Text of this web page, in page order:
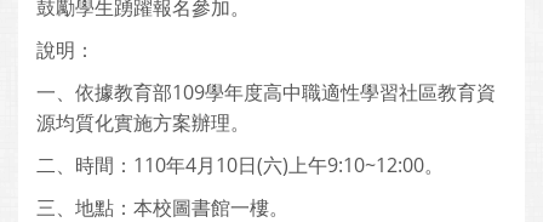
鼓勵學生踴躍報名參加。
說明：
一、依據教育部109學年度高中職適性學習社區教育資
源均質化實施方案辦理。
二、時間：110年4月10日(六)上午9:10~12:00。
三、地點：本校圖書館一樓。